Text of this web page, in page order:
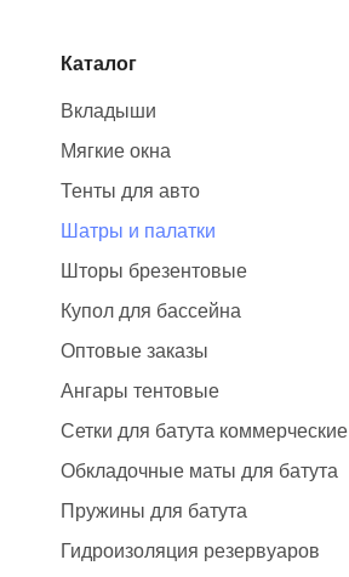
Каталог
Вкладыши
Мягкие окна
Тенты для авто
Шатры и палатки
Шторы брезентовые
Купол для бассейна
Оптовые заказы
Ангары тентовые
Сетки для батута коммерческие
Обкладочные маты для батута
Пружины для батута
Гидроизоляция резервуаров